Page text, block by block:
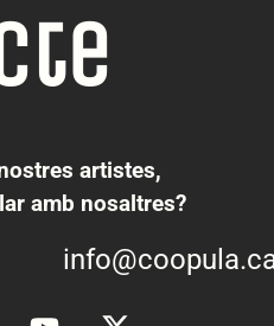
artistes,
amb nosaltres?